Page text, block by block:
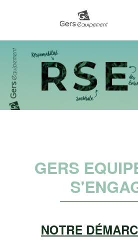
contenu
principal
GERS
NOTRE